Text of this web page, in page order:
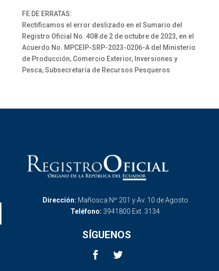
FE DE ERRATAS:
Rectificamos el error deslizado en el Sumario del
Registro Oficial No. 408 de 2 de octubre de 2023, en el
Acuerdo No. MPCEIP-SRP-2023-0206-A del Ministerio
de Producción, Comercio Exterior, Inversiones y
Pesca, Subsecretaría de Recursos Pesqueros
Dirección: Mañosca Nº 201 y Av. 10 de Agosto
Teléfono: 3941800 Ext. 3134
SÍGUENOS